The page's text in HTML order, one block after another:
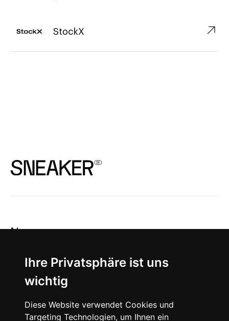
Ihre Privatsphäre ist uns
wichtig
Diese Website verwendet Cookies und
Targeting Technologien, um Ihnen ein
StockX ↗︎
News
About
Instagram
Facebook